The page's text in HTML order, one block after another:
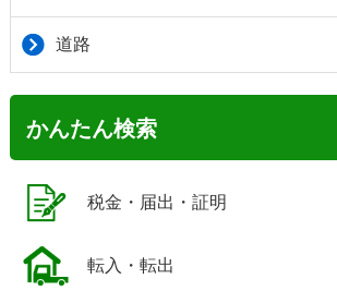
道路
かんたん検索
税金・届出・証明
転入・転出